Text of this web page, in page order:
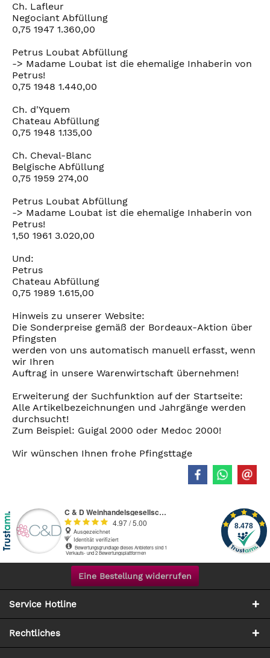
Ch. Lafleur
Negociant Abfüllung
0,75 1947 1.360,00
Petrus Loubat Abfüllung
-> Madame Loubat ist die ehemalige Inhaberin von
Petrus!
0,75 1948 1.440,00
Ch. d'Yquem
Chateau Abfüllung
0,75 1948 1.135,00
Ch. Cheval-Blanc
Belgische Abfüllung
0,75 1959 274,00
Petrus Loubat Abfüllung
-> Madame Loubat ist die ehemalige Inhaberin von
Petrus!
1,50 1961 3.020,00
Und:
Petrus
Chateau Abfüllung
0,75 1989 1.615,00
Hinweis zu unserer Website:
Die Sonderpreise gemäß der Bordeaux-Aktion über
Pfingsten
werden von uns automatisch manuell erfasst, wenn
wir Ihren
Auftrag in unsere Warenwirtschaft übernehmen!
Erweiterung der Suchfunktion auf der Startseite:
Alle Artikelbezeichnungen und Jahrgänge werden
durchsucht!
Zum Beispiel: Guigal 2000 oder Medoc 2000!
Wir wünschen Ihnen frohe Pfingsttage
Eine Bestellung widerrufen
Service Hotline
Rechtliches